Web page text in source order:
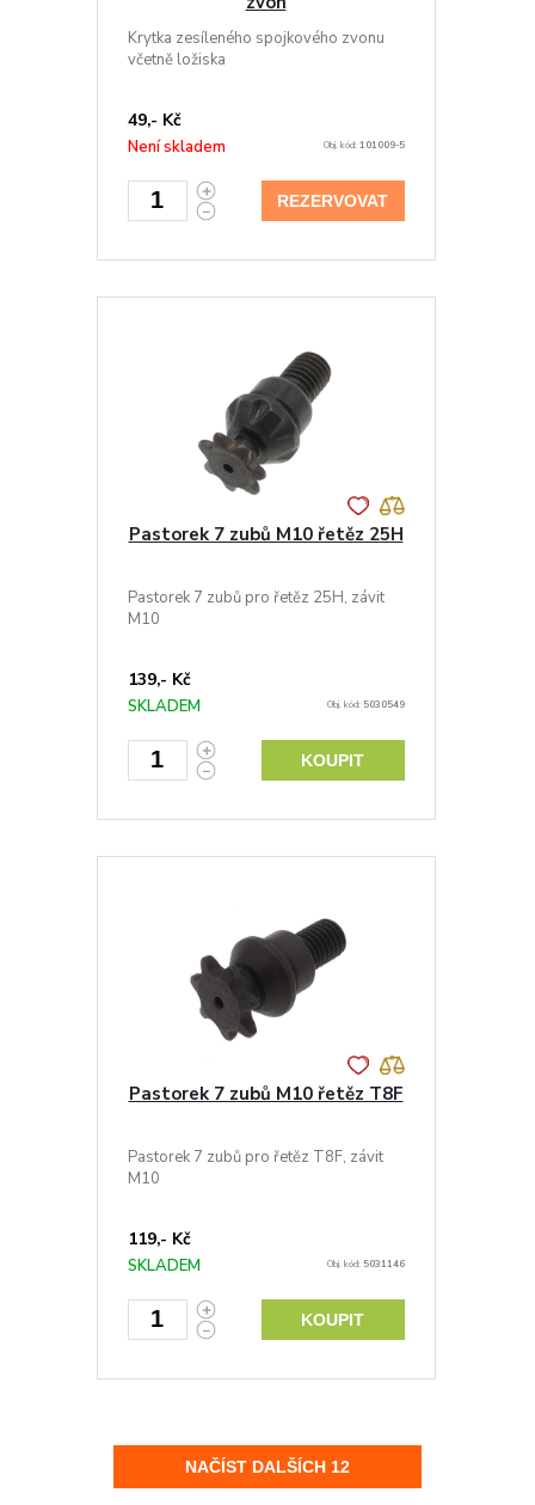
Krytka zesíleného spojkového zvonu
včetně ložiska
49,- Kč
Není skladem Obj. kód:101009-5
REZERVOVAT
Pastorek 7 zubů M10 řetěz 25H
Pastorek 7 zubů pro řetěz 25H, závit
M10
139,- Kč
SKLADEM Obj. kód: 5030549
KOUPIT
Pastorek 7 zubů M10 řetěz T8F
Pastorek 7 zubů pro řetěz T8F, závit
M10
119,- Kč
SKLADEM Obj. kód: 5031146
KOUPIT